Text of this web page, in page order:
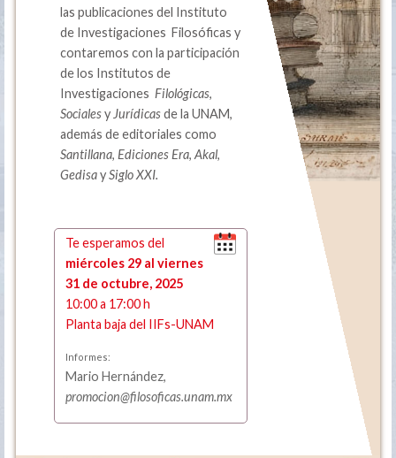
las publicaciones del Instituto
de Investigaciones Filosóficas y
contaremos con la participación
de los Institutos de
Investigaciones Filológicas,
Socialesy Jurídicasde la UNAM,
además de editoriales como
Santillana, Ediciones Era,Akal,
GedisaySiglo XXI.
Te esperamos del
miércoles 29 al viernes
31 de octubre, 2025
10:00 a 17:00 h
Planta baja del IIFs-UNAM
Informes:
Mario Hernández,
promocion@filosoficas.unam.mx